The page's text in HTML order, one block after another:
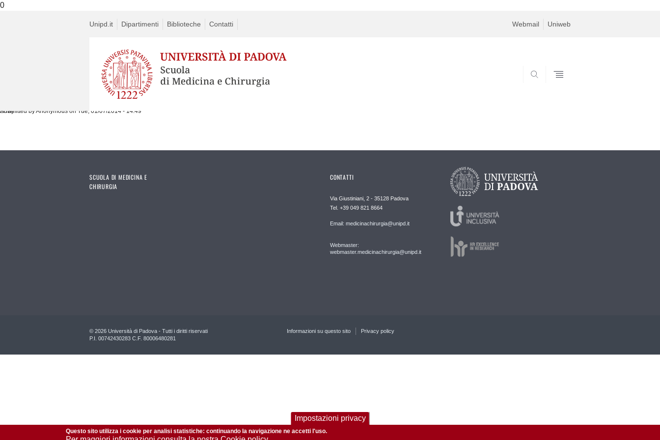
0
Unipd.it Dipartimenti Biblioteche Contatti Webmail Uniweb
Submitted by Anonymous on Tue, 01/07/2014 - 14:49
Array
SCUOLA DI MEDICINA E
CHIRURGIA
CONTATTI
Via Giustiniani, 2 - 35128 Padova
Tel. +39 049 821 8664
Email: medicinachirurgia@unipd.it
Webmaster:
webmaster.medicinachirurgia@unipd.it
© 2026 Università di Padova - Tutti i diritti riservati
P.I. 00742430283 C.F. 80006480281
Informazioni su questo sito Privacy policy
Impostazioni privacy
Questo sito utilizza i cookie per analisi statistiche: continuando la navigazione ne accetti l'uso.